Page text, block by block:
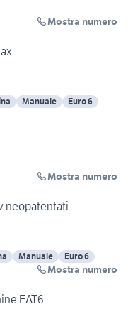
Mostra numero
Manuale Euro 6
Mostra numero
neopatentati
Manuale
Euro 6
Mostra numero
EAT6